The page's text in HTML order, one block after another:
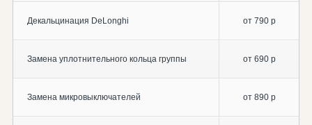
Декальцинация DeLonghi от 790 р
Замена уплотнительного кольца группы от 690 р
Замена микровыключателей от 890 р